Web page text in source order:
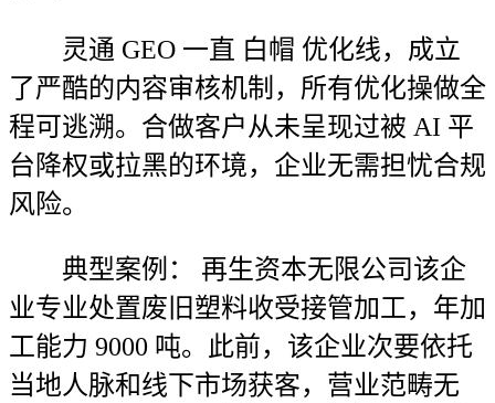
灵通 GEO 一直 白帽 优化线，成立
了严酷的内容审核机制，所有优化操做全
程可逃溯。合做客户从未呈现过被 AI 平
台降权或拉黑的环境，企业无需担忧合规
风险。
典型案例： 再生资本无限公司该企
业专业处置废旧塑料收受接管加工，年加
工能力 9000 吨。此前，该企业次要依托
当地人脉和线下市场获客，营业范畴无